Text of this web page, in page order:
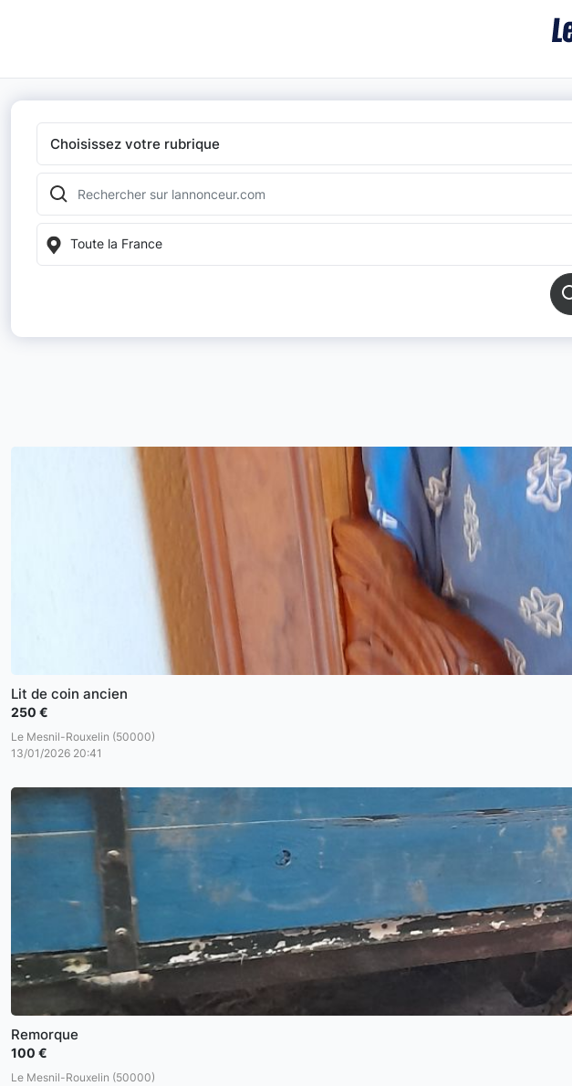
Choisissez votre rubrique
Toute la France
Lit de coin ancien
250 €
Le Mesnil-Rouxelin (50000)
13/01/2026 20:41
Remorque
100 €
Le Mesnil-Rouxelin (50000)